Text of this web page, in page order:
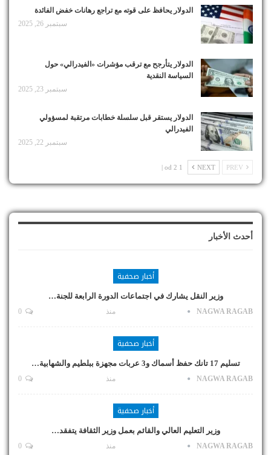
الدولار يحافظ على قوته مع تراجع رهانات خفض الفائدة
سبتمبر 26, 2025
الدولار يتأرجح مع ترقب مؤشرات «الفيدرالي» حول
السياسة النقدية
سبتمبر 23, 2025
الدولار يستقر قبل سلسلة خطابات مرتقبة لمسؤولي
الفيدرالي
سبتمبر 22, 2025
NEXT
1 od 2 |
أحدث الأخبار
أخبار صحفية
وزير النقل يشارك في اجتماعات الدورة الرابعة للجنة…
NAGWA RAGAB منذ
أخبار صحفية
تسليم 17 تانك حفظ أسماك و3 عربات مجهزة ببلطيم والشهابية…
NAGWA RAGAB منذ
أخبار صحفية
وزير التعليم العالي والقائم بعمل وزير الثقافة يتفقد…
NAGWA RAGAB منذ